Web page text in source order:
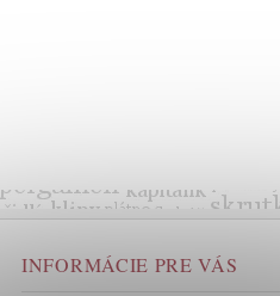
INFORMÁCIE PRE VÁS